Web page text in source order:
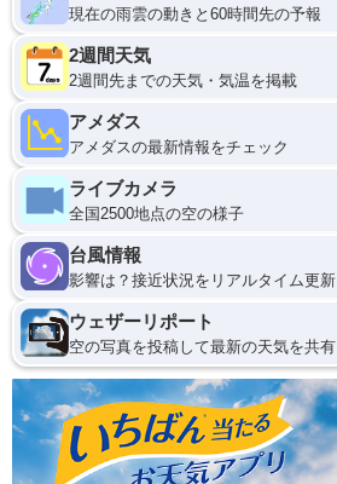
現在の雨雲の動きと60時間先の予報
2週間天気
2週間先までの天気・気温を掲載
アメダス
アメダスの最新情報をチェック
ライブカメラ
全国2500地点の空の様子
台風情報
影響は？接近状況をリアルタイム更新
ウェザーリポート
空の写真を投稿して最新の天気を共有